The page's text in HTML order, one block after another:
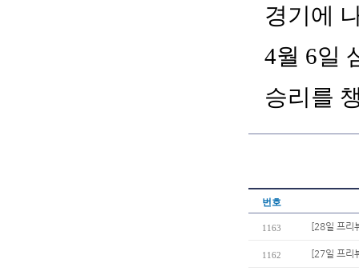
경기에
4월 6일
승리를
번호
1163 [28일 프리
1162 [27일 프리